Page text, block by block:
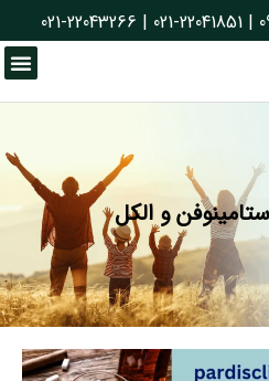
|
021-22041851
|
021-22043266
و الکل